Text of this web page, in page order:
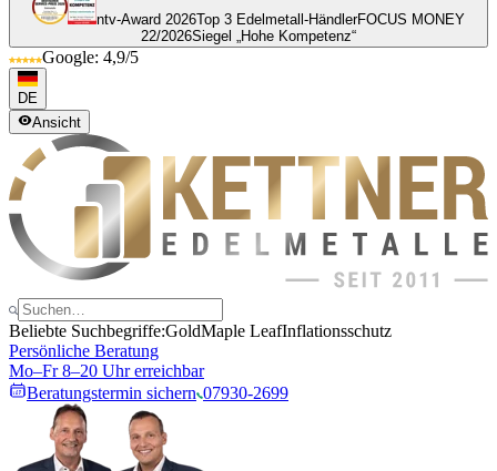
ntv-Award 2026Top 3 Edelmetall-HändlerFOCUS MONEY
22/2026Siegel „Hohe Kompetenz“
Google: 4,9/5
DE
Ansicht
Beliebte Suchbegriffe:GoldMaple LeafInflationsschutz
Persönliche Beratung
Mo–Fr 8–20 Uhr erreichbar
Beratungstermin sichern 07930-2699